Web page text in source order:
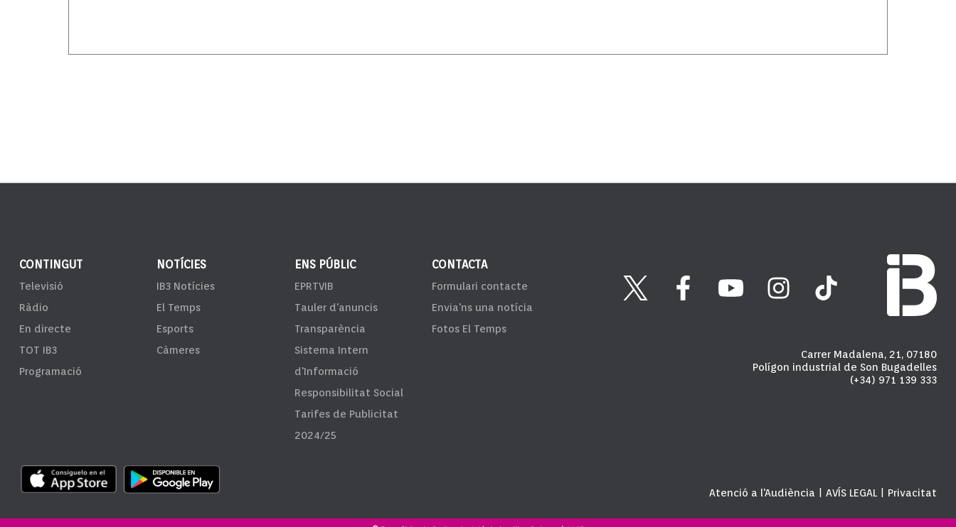
CONTINGUT
Televisió
Ràdio
En directe
TOT IB3
Programació
NOTÍCIES
IB3 Notícies
El Temps
Esports
Càmeres
ENS PÚBLIC
EPRTVIB
Tauler d'anuncis
Transparència
Sistema Intern
d'Informació
Responsibilitat Social
Tarifes de Publicitat
2024/25
CONTACTA
Formulari contacte
Envia'ns una notícia
Fotos El Temps
Carrer Madalena, 21, 07180
Polígon industrial de Son Bugadelles
(+34) 971 139 333
Atenció a l'Audiència |AVÍS LEGAL Privacitat